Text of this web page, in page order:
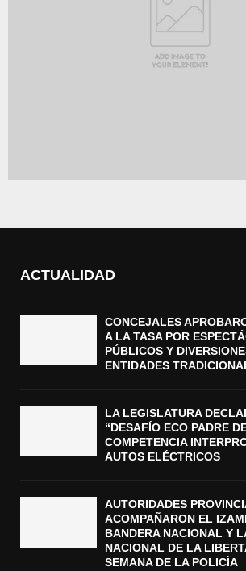
ACTUALIDAD
CONCEJALES
A LA TASA POR
PÚBLICOS Y
ENTIDADES
LA LEGISLATURA
“DESAFÍO ECO PADRE
COMPETENCIA
AUTOS ELÉCTRICOS
AUTORIDADES
ACOMPAÑARON EL
BANDERA NACIONAL Y
NACIONAL DE LA
SEMANA DE LA POLICÍA